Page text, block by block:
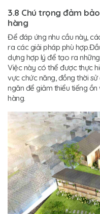
3.8 Chú trọng đảm
hàng
Để đáp ứng nhu cầu này,
ra các giải pháp phù
dựng hợp lý để tạo ra
Việc này có thể được thực
vực chức năng, đồng thời
ngăn để giảm thiểu tiếng
hàng.